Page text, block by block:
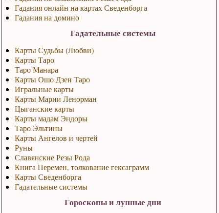
Гадания онлайн на картах Сведенборга
Гадания на домино
Гадательные системы
Карты Судьбы (Любви)
Карты Таро
Таро Манара
Карты Ошо Дзен Таро
Игральные карты
Карты Марии Ленорман
Цыганские карты
Карты мадам Эндоры
Таро Эльтины
Карты Ангелов и чертей
Руны
Славянские Резы Рода
Книга Перемен, толкование гексаграмм
Карты Сведенборга
Гадательные системы
Гороскопы и лунные дни